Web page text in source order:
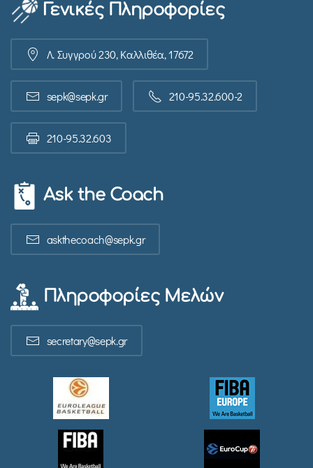
Γενικές Πληροφορίες
Λ. Συγγρού 230, Καλλιθέα, 17672
sepk@sepk.gr 210-95.32.600-2
210-95.32.603
Ask the Coach
askthecoach@sepk.gr
Πληροφορίες Μελών
secretary@sepk.gr